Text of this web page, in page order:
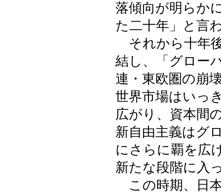
落傾向が明らか
た二十年」と言
それから十年
結し、「グロー
連・東欧圏の崩
世界市場はいっ
広がり、資本間
新自由主義はグ
にさらに覇を広
新たな段階に入
この時期、日